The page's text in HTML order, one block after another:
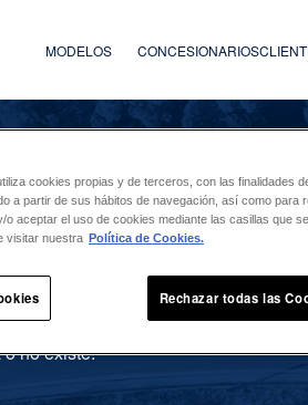
MODELOS CONCESIONARIOS
no existe.
cookies propias y de terceros, con las finalidades
a partir de sus hábitos de navegación, así como para
o aceptar el uso de cookies mediante las casillas que
visitar nuestra Política de Cookies.
Rechazar todas las